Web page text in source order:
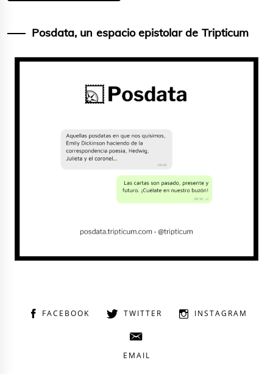
Posdata, un espacio epistolar de Tripticum
FACEBOOK TWITTER INSTAGRAM
EMAIL